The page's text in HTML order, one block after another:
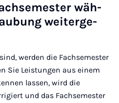
wäh­
wei­ter­ge­
werden die Fachsemester
Sie Leistungen aus einem
lassen, wird die
und das Fachsemester